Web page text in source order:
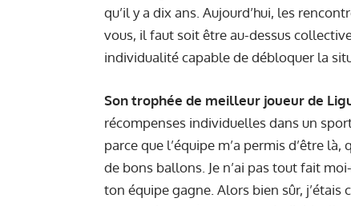
qu’il y a dix ans. Aujourd’hui, les
vous, il faut soit être au-dessus
individualité capable de débloquer la
Son trophée de meilleur joueur de
récompenses individuelles dans un
parce que l’équipe m’a permis d’être
de bons ballons. Je n’ai pas tout fait
ton équipe gagne. Alors bien sûr,